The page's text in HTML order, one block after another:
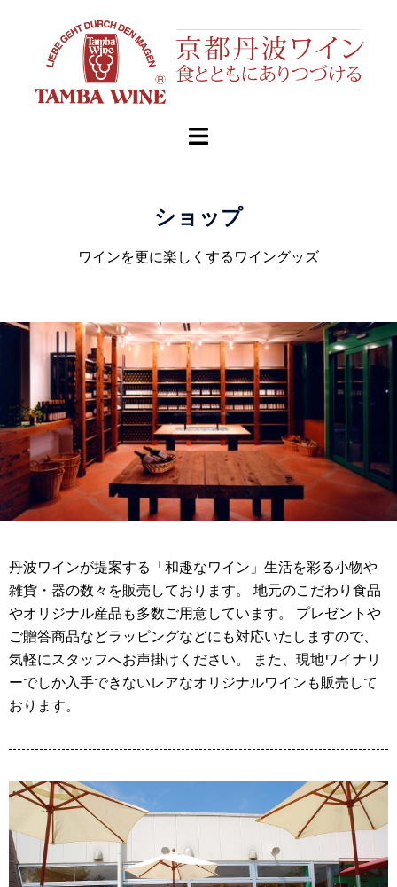
ショップ
ワインを更に楽しくするワイングッズ
丹波ワインが提案する「和趣なワイン」生活を彩る小物や
雑貨・器の数々を販売しております。 地元のこだわり食品
やオリジナル産品も多数ご用意しています。 プレゼントや
ご贈答商品などラッピングなどにも対応いたしますので、
気軽にスタッフへお声掛けください。 また、現地ワイナリ
ーでしか入手できないレアなオリジナルワインも販売して
おります。